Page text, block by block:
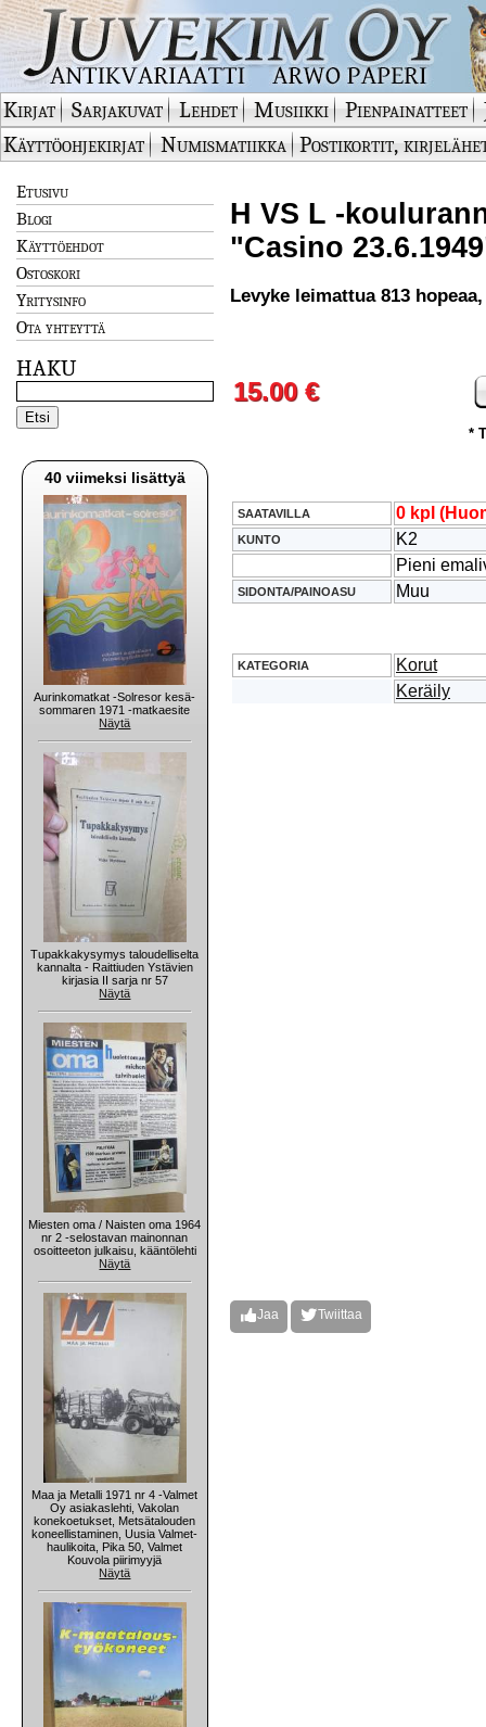
Kirjat Sarjakuvat Lehdet Musiikki Pienpainatteet
Käyttöohjekirjat
Numismatiikka Postikortit,
Etusivu
Blogi
Käyttöehdot
Ostoskori
Yritysinfo
Ota yhteyttä
HAKU
40 viimeksi lisättyä
Aurinkomatkat -Solresor kesä-
sommaren 1971 -matkaesite
Näytä
Tupakkakysymys taloudelliselta
kannalta - Raittiuden Ystävien
kirjasia II sarja nr 57
Näytä
Miesten oma / Naisten oma 1964
nr 2 -selostavan mainonnan
osoitteeton julkaisu, kääntölehti
Näytä
Maa ja Metalli 1971 nr 4 -Valmet
Oy asiakaslehti, Vakolan
konekoetukset, Metsätalouden
koneellistaminen, Uusia Valmet-
haulikoita, Pika 50, Valmet
Kouvola piirimyyjä
Näytä
H VS L -
"Casino
Levyke leimattua 813
15.00 €
*
SAATAVILLA 0 kpl
KUNTO
K2
Pieni
SIDONTA/PAINOASU Muu
KATEGORIA
Korut
Keräily
Jaa Twiittaa